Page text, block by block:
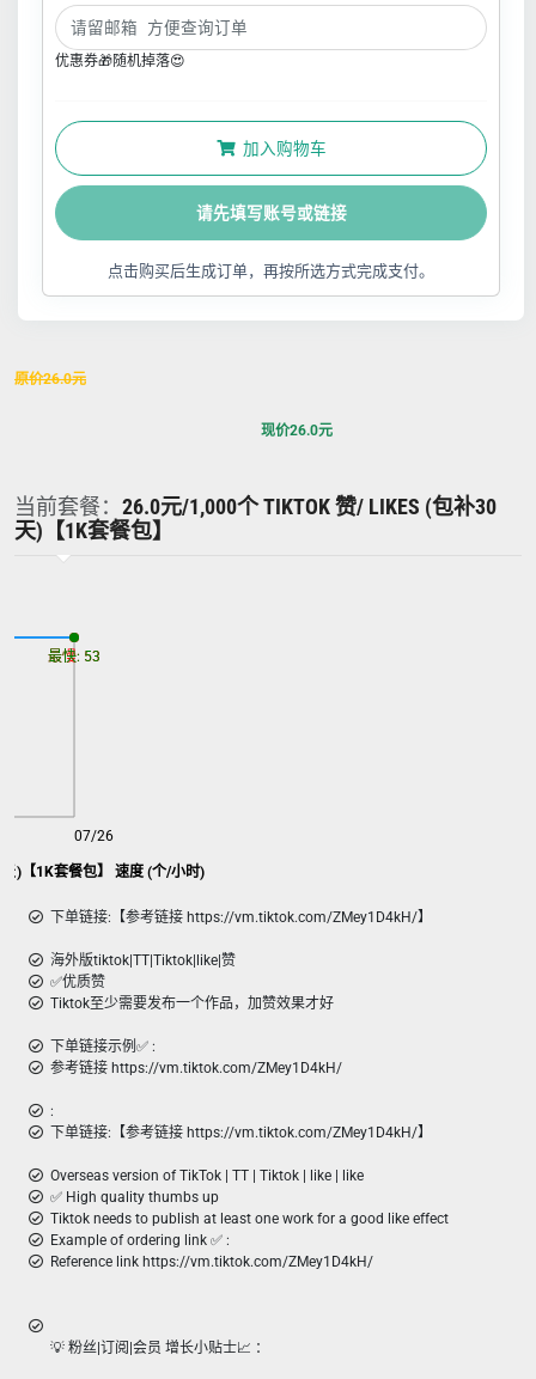
优惠券🎁随机掉落😍
加入购物车
请先填写账号或链接
点击购买后生成订单，再按所选方式完成支付。
原价26.0元
现价26.0元
当前套餐： 26.0元/1,000个 TIKTOK 赞/ LIKES (包补30
天)【1K套餐包】
)【1K套餐包】 速度 (个/小时)
07/26
最慢: 53
最快: 53
下单链接:【参考链接 https://vm.tiktok.com/ZMey1D4kH/】
海外版tiktok|TT|Tiktok|like|赞
✅优质赞
Tiktok至少需要发布一个作品，加赞效果才好
下单链接示例✅ :
参考链接 https://vm.tiktok.com/ZMey1D4kH/
:
下单链接:【参考链接 https://vm.tiktok.com/ZMey1D4kH/】
Overseas version of TikTok | TT | Tiktok | like | like
✅ High quality thumbs up
Tiktok needs to publish at least one work for a good like effect
Example of ordering link ✅ :
Reference link https://vm.tiktok.com/ZMey1D4kH/
💡 粉丝|订阅|会员 增长小贴士📈 ：